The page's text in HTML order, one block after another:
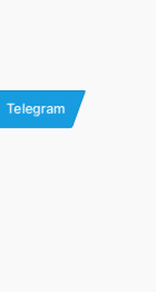
Telegram